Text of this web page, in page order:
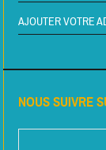
AJOUTER VOTRE
NOUS SUIVRE